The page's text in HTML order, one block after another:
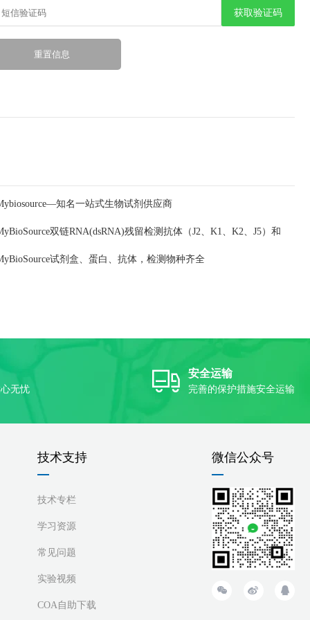
获取验证码
知名一站式生物试剂供应商
双链RNA(dsRNA)残留检测抗体（J2、K1、K2、J5）和
试剂盒试剂盒、蛋白、抗体，检测物种齐全
无忧
安全运输
完善的保护措施安全运输
微信公众号
技术支持
技术专栏
学习资源
常见问题
实验视频
COA自助下载